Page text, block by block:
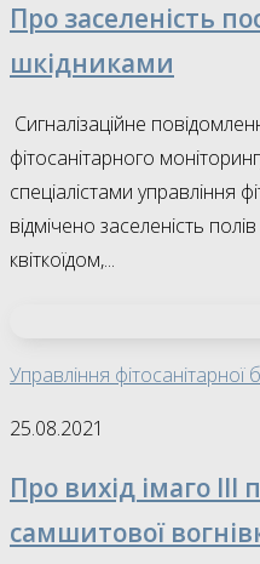
Про заселеність
шкідниками
Сигналізаційне
фітосанітарного
спеціалістами управління
відмічено заселеність
квіткоїдом,...
Управління фітосанітарної
25.08.2021
Про вихід імаго ІІІ
самшитової